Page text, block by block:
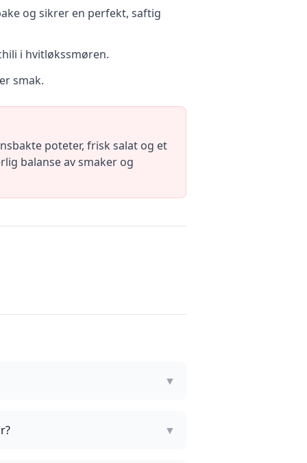
og sikrer en perfekt, saftig
i hvitløkssmøren.
smak.
poteter, frisk salat og et
balanse av smaker og
▼
▼